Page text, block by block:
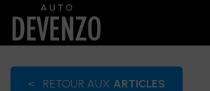
< RETOUR AUX ARTICLES